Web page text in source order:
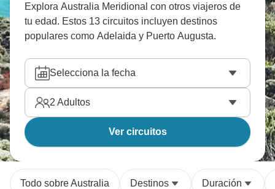
Explora Australia Meridional con otros viajeros de
tu edad. Estos 13 circuitos incluyen destinos
populares como Adelaida y Puerto Augusta.
Selecciona la fecha
2 Adultos
Ver circuitos
Todo sobre Australia Destinos Duración